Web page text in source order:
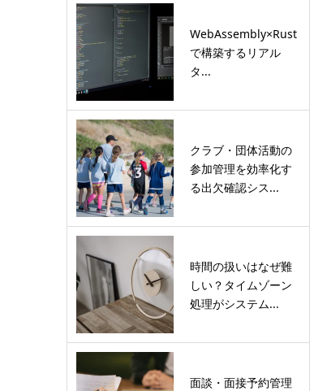
WebAssembly×Rust
で構築するリアル
タ...
クラブ・団体活動の
参加管理を効率化す
る出欠確認シス...
時間の扱いはなぜ難
しい？タイムゾーン
処理がシステム...
面談・面接予約管理